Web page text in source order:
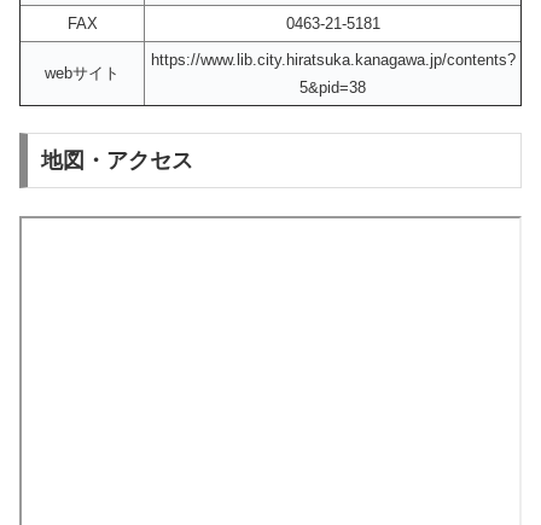
FAX
0463-21-5181
webサイト
https://www.lib.city.hiratsuka.kanagawa.jp/contents?
5&pid=38
地図・アクセス